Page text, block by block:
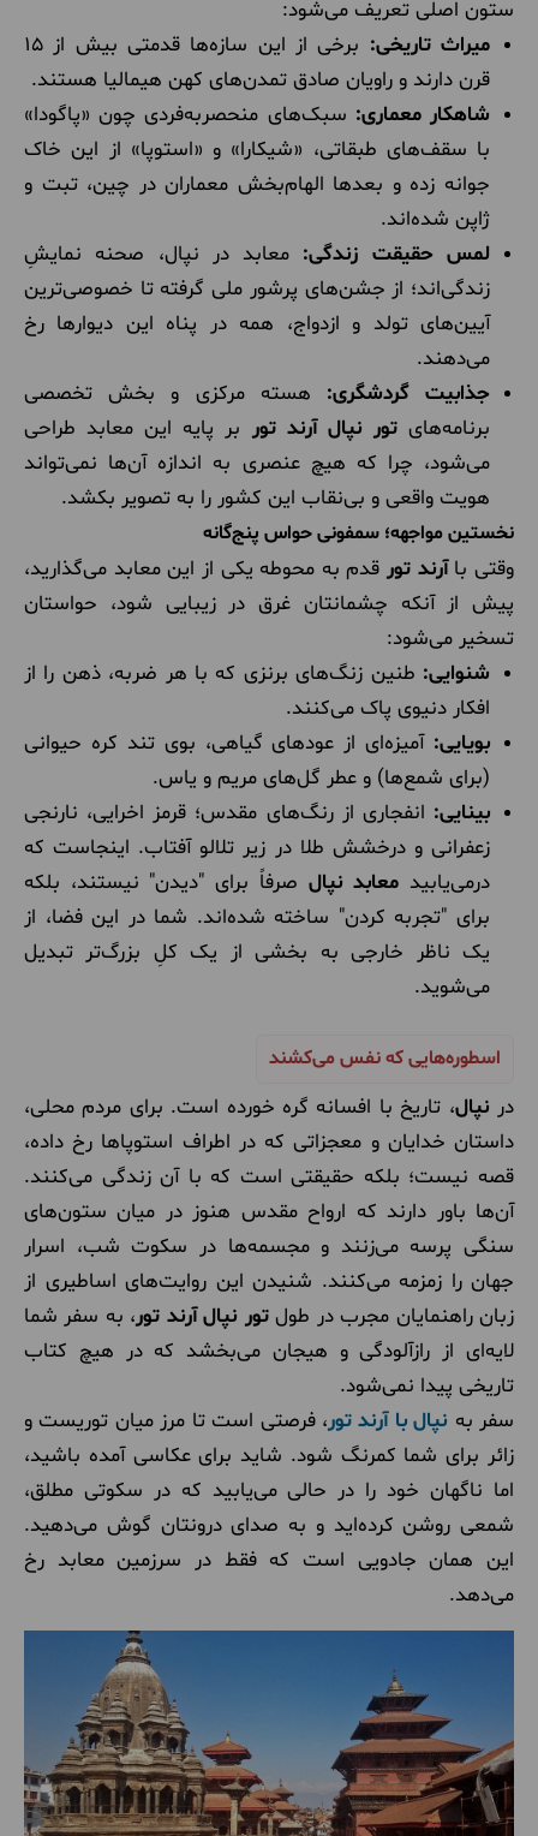
ستون اصلی تعریف می‌شود:
میراث تاریخی:
برخی از این سازه‌ها قدمتی بیش از ۱۵
قرن دارند و راویان صادق تمدن‌های کهن هیمالیا هستند.
شاهکار معماری: سبک‌های منحصربه‌فردی چون «پاگودا»
با سقف‌های طبقاتی، «شیکارا» و «استوپا» از این خاک
جوانه زده و بعدها الهام‌بخش معماران در چین، تبت و
ژاپن شده‌اند.
لمس حقیقت زندگی: معابد در نپال، صحنه نمایشِ
زندگی‌اند؛ از جشن‌های پرشور ملی گرفته تا خصوصی‌ترین
آیین‌های تولد و ازدواج، همه در پناه این دیوارها رخ
می‌دهند.
جذابیت گردشگری: هسته مرکزی و بخش تخصصی
برنامه‌هایتور نپال آرند تور بر پایه این معابد طراحی
می‌شود، چرا که هیچ عنصری به اندازه آن‌ها نمی‌تواند
هویت واقعی و بی‌نقاب این کشور را به تصویر بکشد.
نخستین مواجهه؛ سمفونی حواس پنج‌گانه
وقتی باآرند تورقدم به محوطه یکی از این معابد می‌گذارید،
پیش از آنکه چشمانتان غرق در زیبایی شود، حواستان
تسخیر می‌شود:
شنوایی: طنین زنگ‌های برنزی که با هر ضربه، ذهن را از
افکار دنیوی پاک می‌کنند.
بویایی: آمیزه‌ای از عودهای گیاهی، بوی تند کره حیوانی
(برای شمع‌ها) و عطر گل‌های مریم و یاس.
بینایی: انفجاری از رنگ‌های مقدس؛ قرمز اخرایی، نارنجی
زعفرانی و درخشش طلا در زیر تلالو آفتاب. اینجاست که
درمی‌یابید معابد نپال صرفاً برای "دیدن" نیستند، بلکه
برای "تجربه کردن" ساخته شده‌اند. شما در این فضا، از
یک ناظر خارجی به بخشی از یک کلِ بزرگ‌تر تبدیل
می‌شوید.
اسطوره‌هایی که نفس می‌کشند
در نپال، تاریخ با افسانه گره خورده است. برای مردم محلی،
داستان خدایان و معجزاتی که در اطراف استوپاها رخ داده،
قصه نیست؛ بلکه حقیقتی است که با آن زندگی می‌کنند.
آن‌ها باور دارند که ارواح مقدس هنوز در میان ستون‌های
سنگی پرسه می‌زنند و مجسمه‌ها در سکوت شب، اسرار
جهان را زمزمه می‌کنند. شنیدن این روایت‌های اساطیری از
زبان راهنمایان مجرب در طولتور نپال آرند تور، به سفر شما
لایه‌ای از رازآلودگی و هیجان می‌بخشد که در هیچ کتاب
تاریخی پیدا نمی‌شود.
سفر به نپال با آرند تور، فرصتی است تا مرز میان توریست و
زائر برای شما کمرنگ شود. شاید برای عکاسی آمده باشید،
اما ناگهان خود را در حالی می‌یابید که در سکوتی مطلق،
شمعی روشن کرده‌اید و به صدای درونتان گوش می‌دهید.
این همان جادویی است که فقط در سرزمین معابد رخ
می‌دهد.